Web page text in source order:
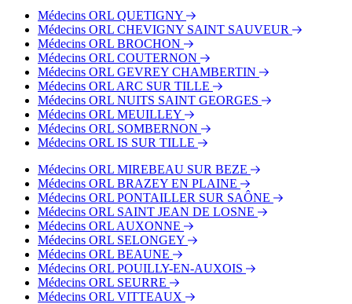
Médecins ORL QUETIGNY
Médecins ORL CHEVIGNY SAINT SAUVEUR
Médecins ORL BROCHON
Médecins ORL COUTERNON
Médecins ORL GEVREY CHAMBERTIN
Médecins ORL ARC SUR TILLE
Médecins ORL NUITS SAINT GEORGES
Médecins ORL MEUILLEY
Médecins ORL SOMBERNON
Médecins ORL IS SUR TILLE
Médecins ORL MIREBEAU SUR BEZE
Médecins ORL BRAZEY EN PLAINE
Médecins ORL PONTAILLER SUR SAÔNE
Médecins ORL SAINT JEAN DE LOSNE
Médecins ORL AUXONNE
Médecins ORL SELONGEY
Médecins ORL BEAUNE
Médecins ORL POUILLY-EN-AUXOIS
Médecins ORL SEURRE
Médecins ORL VITTEAUX